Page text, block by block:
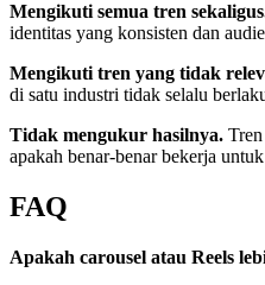
Mengikuti semua tren
identitas yang konsisten dan
Mengikuti tren yang tidak
di satu industri tidak selalu
Tidak mengukur hasilnya.
apakah benar-benar bekerja
FAQ
Apakah carousel atau Reels